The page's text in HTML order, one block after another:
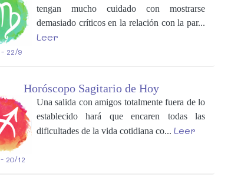
22/9
tengan mucho cuidado con mostrarse
demasiado críticos en la relación con la par...
Leer
Horóscopo Sagitario de Hoy
20/12
Una salida con amigos totalmente fuera de lo
establecido hará que encaren todas las
dificultades de la vida cotidiana co... Leer